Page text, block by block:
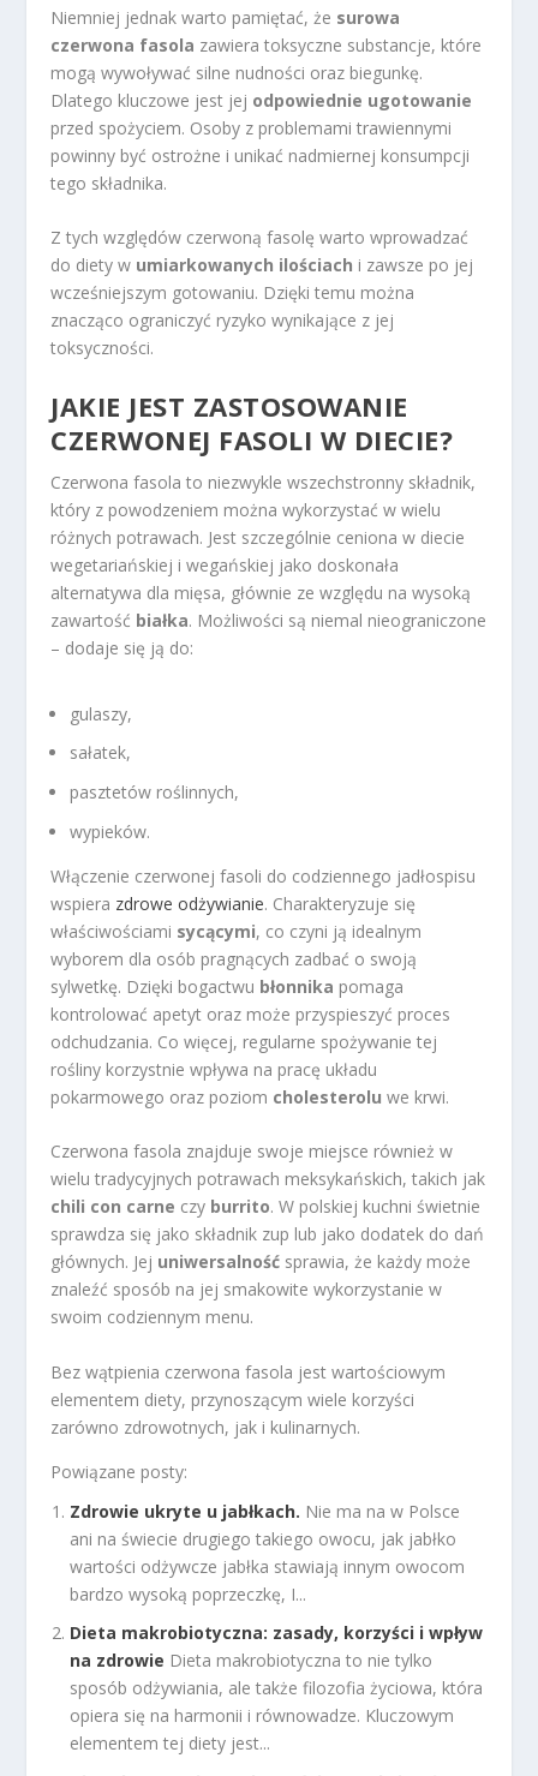
Niemniej jednak warto pamiętać, że surowa
czerwona fasola zawiera toksyczne substancje, które
mogą wywoływać silne nudności oraz biegunkę.
Dlatego kluczowe jest jej odpowiednie ugotowanie
przed spożyciem. Osoby z problemami trawiennymi
powinny być ostrożne i unikać nadmiernej konsumpcji
tego składnika.
Z tych względów czerwoną fasolę warto wprowadzać
do diety w umiarkowanych ilościach i zawsze po jej
wcześniejszym gotowaniu. Dzięki temu można
znacząco ograniczyć ryzyko wynikające z jej
toksyczności.
JAKIE JEST ZASTOSOWANIE
CZERWONEJ FASOLI W DIECIE?
Czerwona fasola to niezwykle wszechstronny składnik,
który z powodzeniem można wykorzystać w wielu
różnych potrawach. Jest szczególnie ceniona w diecie
wegetariańskiej i wegańskiej jako doskonała
alternatywa dla mięsa, głównie ze względu na wysoką
zawartość białka. Możliwości są niemal nieograniczone
– dodaje się ją do:
gulaszy,
sałatek,
pasztetów roślinnych,
wypieków.
Włączenie czerwonej fasoli do codziennego jadłospisu
wspiera zdrowe odżywianie. Charakteryzuje się
właściwościami sycącymi, co czyni ją idealnym
wyborem dla osób pragnących zadbać o swoją
sylwetkę. Dzięki bogactwu błonnika pomaga
kontrolować apetyt oraz może przyspieszyć proces
odchudzania. Co więcej, regularne spożywanie tej
rośliny korzystnie wpływa na pracę układu
pokarmowego oraz poziom cholesterolu we krwi.
Czerwona fasola znajduje swoje miejsce również w
wielu tradycyjnych potrawach meksykańskich, takich jak
chili con carne czy burrito. W polskiej kuchni świetnie
sprawdza się jako składnik zup lub jako dodatek do dań
głównych. Jej uniwersalność sprawia, że każdy może
znaleźć sposób na jej smakowite wykorzystanie w
swoim codziennym menu.
Bez wątpienia czerwona fasola jest wartościowym
elementem diety, przynoszącym wiele korzyści
zarówno zdrowotnych, jak i kulinarnych.
Powiązane posty:
Zdrowie ukryte u jabłkach. Nie ma na w Polsce
ani na świecie drugiego takiego owocu, jak jabłko
wartości odżywcze jabłka stawiają innym owocom
bardzo wysoką poprzeczkę, I...
Dieta makrobiotyczna: zasady, korzyści i wpływ
na zdrowie Dieta makrobiotyczna to nie tylko
sposób odżywiania, ale także filozofia życiowa, która
opiera się na harmonii i równowadze. Kluczowym
elementem tej diety jest...